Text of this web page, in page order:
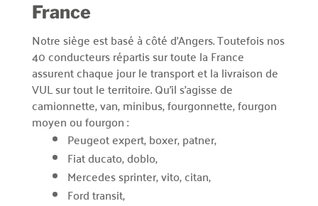
France
Notre siège est basé à côté d’Angers. Toutefois nos
40 conducteurs répartis sur toute la France
assurent chaque jour le transport et la livraison de
VUL sur tout le territoire. Qu’il s’agisse de
camionnette, van, minibus, fourgonnette, fourgon
moyen ou fourgon :
Peugeot expert, boxer, patner,
Fiat ducato, doblo,
Mercedes sprinter, vito, citan,
Ford transit,